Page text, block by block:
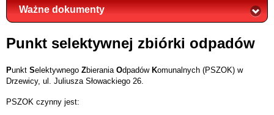
Ważne dokumenty
Punkt selektywnej zbiórki odpadów
Punkt Selektywnego Zbierania Odpadów Komunalnych (PSZOK) w
Drzewicy, ul. Juliusza Słowackiego 26.
PSZOK czynny jest: